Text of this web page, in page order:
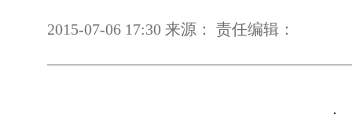
2015-07-06 17:30 来源： 责任编辑：